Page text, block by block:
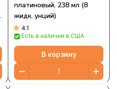
платиновый, 238 мл (8
жидк. унций)
4.1
Есть в наличии в США
В корзину